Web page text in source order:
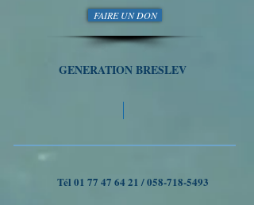
FAIRE UN DON
GENERATION BRESLEV
Tél 01 77 47 64 21 /058-718-5493